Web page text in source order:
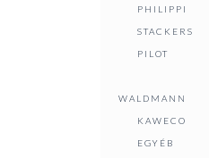
SAKK,
BACKGAMMON
HÓGÖMB
ÍRÁS,
OLVASÁS
ÍRÓASZTALRA
LOGIKAI
TÁRSASJÁTÉKOK
MODELLEK
BACKGAMMON
HÓGÖMB
ÍRÁS,
PHILIPPI
STACKERS
PILOT
WALDMANN
KAWECO
EGYÉB